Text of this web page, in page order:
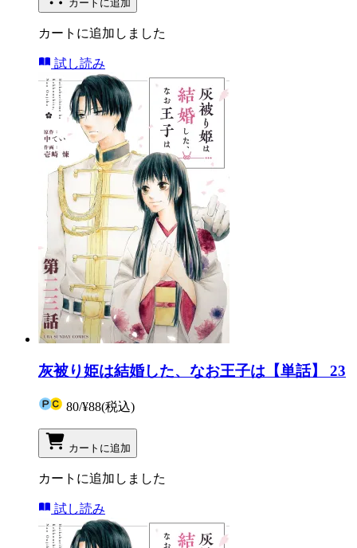
カートに追加
カートに追加しました
試し読み
灰被り姫は結婚した、なお王子は【単話】 23
80/¥88(税込)
カートに追加
カートに追加しました
試し読み